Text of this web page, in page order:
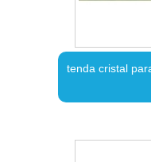
tenda cristal